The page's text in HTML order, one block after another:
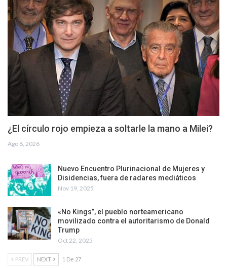
¿El círculo rojo empieza a soltarle la mano a Milei?
Ago 6, 2026
Nuevo Encuentro Plurinacional de Mujeres y
Disidencias, fuera de radares mediáticos
Nov 19, 2025
«No Kings”, el pueblo norteamericano
movilizado contra el autoritarismo de Donald
Trump
Oct 22, 2025
PREV NEXT 1 De 27